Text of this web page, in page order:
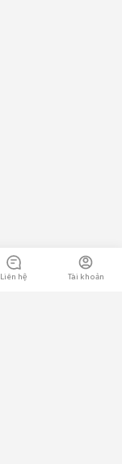
Liên hệ Tài khoản